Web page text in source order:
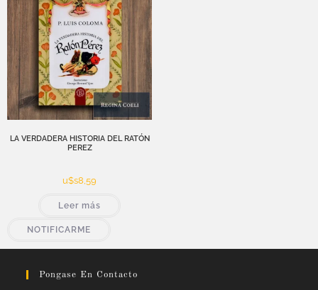
LA VERDADERA HISTORIA DEL RATÓN
PEREZ
u$s8,59
Leer más
NOTIFICARME
Pongase En Contacto